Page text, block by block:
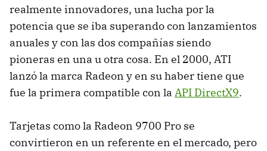
realmente innovadores, una lucha por la
potencia que se iba superando con lanzamientos
anuales y con las dos compañías siendo
pioneras en una u otra cosa. En el 2000, ATI
lanzó la marca Radeon y en su haber tiene que
fue la primera compatible con la API DirectX9.
Tarjetas como la Radeon 9700 Pro se
convirtieron en un referente en el mercado, pero